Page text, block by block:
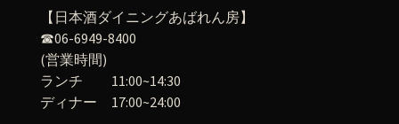
【日本酒ダイニングあばれん房】
☎06-6949-8400
(営業時間)
ランチ 11:00~14:30
ディナー 17:00~24:00